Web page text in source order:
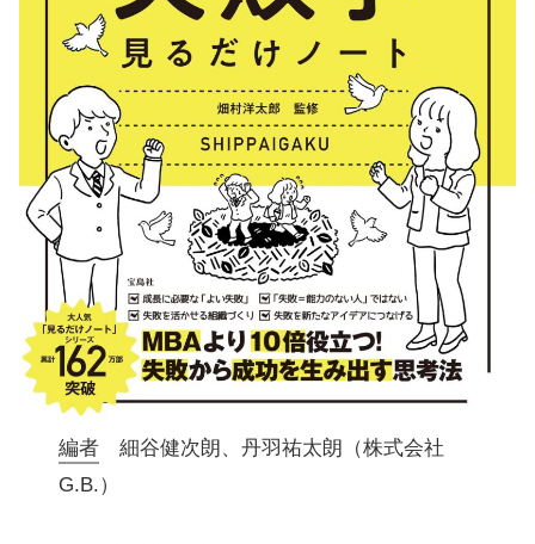
編者 細谷健次朗、丹羽祐太朗（株式会社
G.B.）